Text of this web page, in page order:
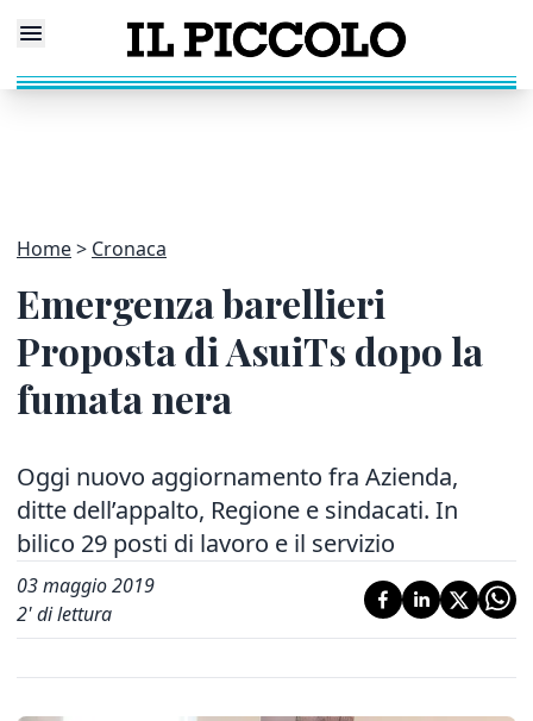
Home Cronaca
Emergenza barellieri
Proposta di AsuiTs dopo la
fumata nera
Oggi nuovo aggiornamento fra Azienda,
ditte dell’appalto, Regione e sindacati. In
bilico 29 posti di lavoro e il servizio
03 maggio 2019
2' di lettura